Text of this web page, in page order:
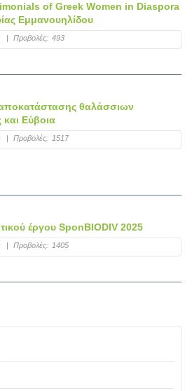
of Greek Women in Diaspora
Εμμανουηλίδου
| Προβολές: 493
αποκατάστασης θαλάσσιων
Εύβοια
| Προβολές: 1517
έργου SponBIODIV 2025
| Προβολές: 1405